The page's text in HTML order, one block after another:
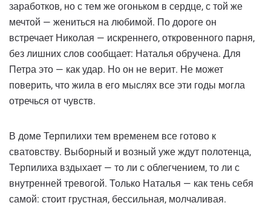
заработков, но с тем же огоньком в сердце, с той же
мечтой — жениться на любимой. По дороге он
встречает Николая — искреннего, откровенного парня,
без лишних слов сообщает: Наталья обручена. Для
Петра это — как удар. Но он не верит. Не может
поверить, что жила в его мыслях все эти годы могла
отречься от чувств.
В доме Терпилихи тем временем все готово к
сватовству. Выборный и возный уже ждут полотенца,
Терпилиха вздыхает — то ли с облегчением, то ли с
внутренней тревогой. Только Наталья — как тень себя
самой: стоит грустная, бессильная, молчаливая.